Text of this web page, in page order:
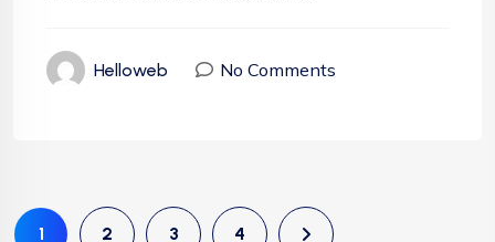
Helloweb No Comments
1 2 3 4